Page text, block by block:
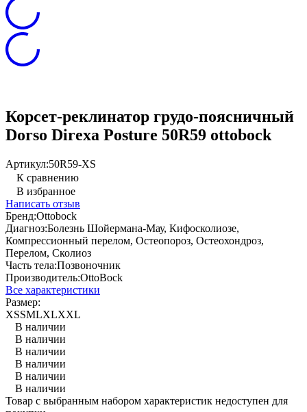
Корсет-реклинатор грудо-поясничный
Dorso Direxa Posture 50R59 ottobock
Артикул:50R59-XS
К сравнению
В избранное
Написать отзыв
Бренд:Ottobock
Диагноз:Болезнь Шойермана-Мау, Кифосколиозе,
Компрессионный перелом, Остеопороз, Остеохондроз,
Перелом, Сколиоз
Часть тела:Позвоночник
Производитель:OttoBock
Все характеристики
Размер:
XSSMLXLXXL
В наличии
В наличии
В наличии
В наличии
В наличии
В наличии
Товар с выбранным набором характеристик недоступен для